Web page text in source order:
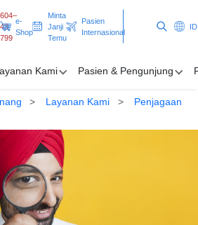
e-
Shop
Minta
Janji
Temu
Pasien
Internasional
ID
Kami Pasien & Pengunjung
Layanan Kami
Penjagaan